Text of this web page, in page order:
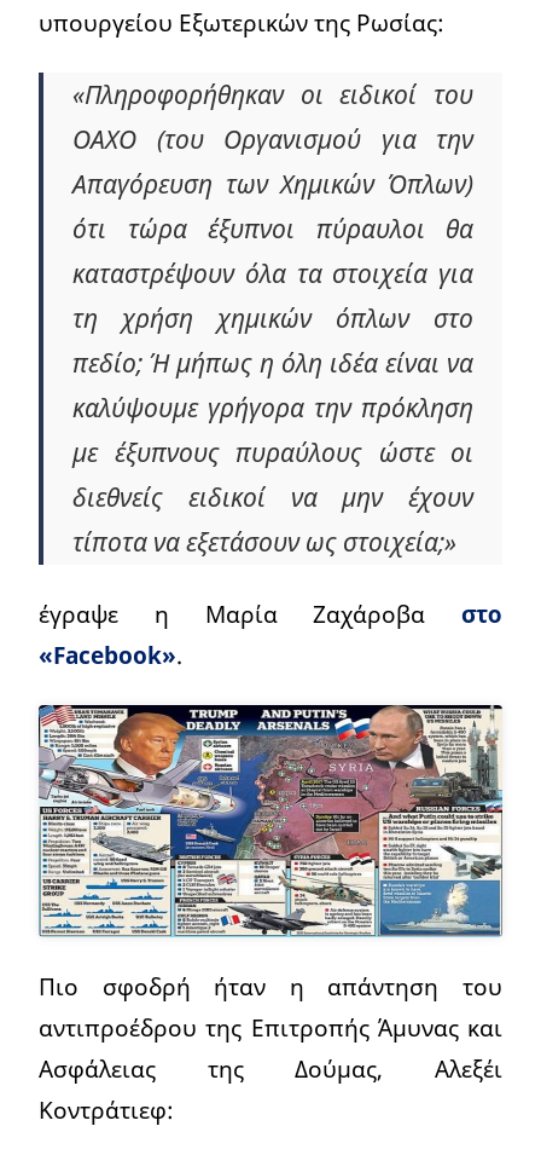
υπουργείου Εξωτερικών της Ρωσίας:
«Πληροφορήθηκαν οι ειδικοί του
ΟΑΧΟ (του Οργανισμού για την
Απαγόρευση των Χημικών Όπλων)
ότι τώρα έξυπνοι πύραυλοι θα
καταστρέψουν όλα τα στοιχεία για
τη χρήση χημικών όπλων στο
πεδίο; Ή μήπως η όλη ιδέα είναι να
καλύψουμε γρήγορα την πρόκληση
με έξυπνους πυραύλους ώστε οι
διεθνείς ειδικοί να μην έχουν
τίποτα να εξετάσουν ως στοιχεία;»
έγραψε η Μαρία Ζαχάροβα στο
«Facebook».
Πιο σφοδρή ήταν η απάντηση του
αντιπροέδρου της Επιτροπής Άμυνας και
Ασφάλειας της Δούμας, Αλεξέι
Κοντράτιεφ: